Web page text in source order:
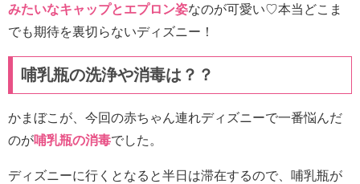
みたいなキャップとエプロン姿なのが可愛い♡本当どこま
でも期待を裏切らないディズニー！
哺乳瓶の洗浄や消毒は？？
かまぼこが、今回の赤ちゃん連れディズニーで一番悩んだ
のが哺乳瓶の消毒でした。
ディズニーに行くとなると半日は滞在するので、哺乳瓶が